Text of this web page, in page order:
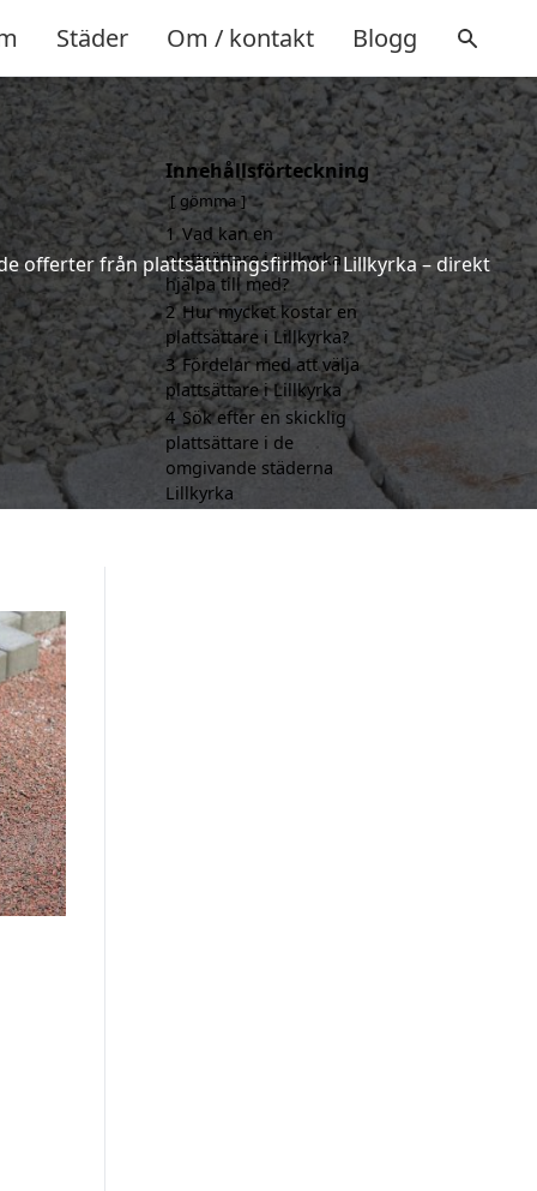
Städer Om / kontakt Blogg
offerter från plattsättningsfirmor i Lillkyrka – direkt
Innehållsförteckning
gömma
1 Vad kan en
plattsättare i Lillkyrka
hjälpa till med?
2 Hur mycket kostar en
plattsättare i Lillkyrka?
3 Fördelar med att välja
plattsättare i Lillkyrka
4 Sök efter en skicklig
plattsättare i de
omgivande städerna
Lillkyrka